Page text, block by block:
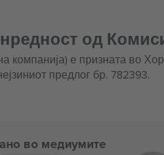
од
компанија) е призната во
предлог бр. 782393.
во медиумите